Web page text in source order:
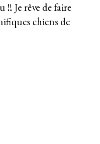
!! Je rêve de faire
chiens de